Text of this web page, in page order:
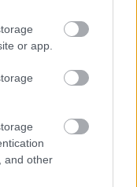
or app.
and other